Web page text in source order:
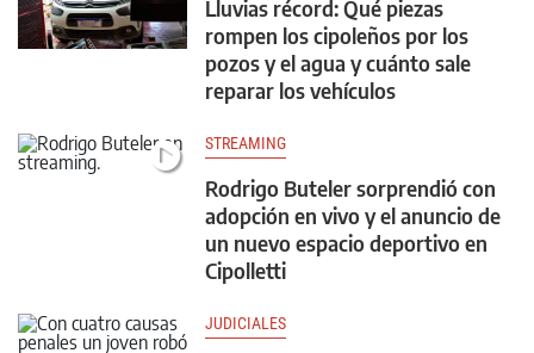
Lluvias récord: Qué piezas
rompen los cipoleños por los
pozos y el agua y cuánto sale
reparar los vehículos
STREAMING
Rodrigo Buteler sorprendió con
adopción en vivo y el anuncio de
un nuevo espacio deportivo en
Cipolletti
JUDICIALES